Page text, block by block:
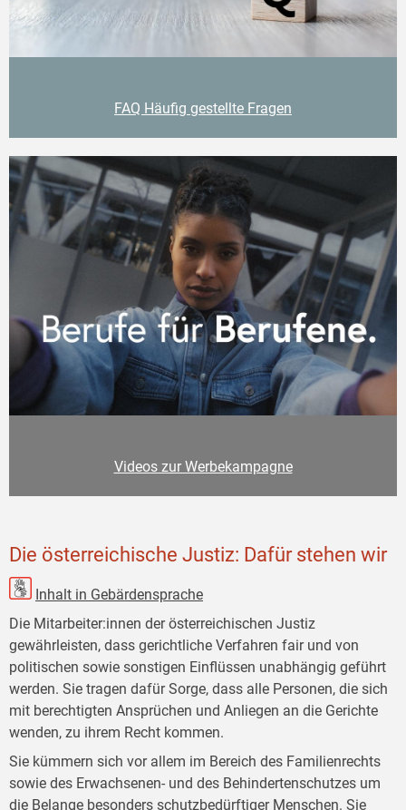
FAQ Häufig gestellte Fragen
Videos zur Werbekampagne
Die österreichische Justiz: Dafür stehen wir
Inhalt in Gebärdensprache
Die Mitarbeiter:innen der österreichischen Justiz
gewährleisten, dass gerichtliche Verfahren fair und von
politischen sowie sonstigen Einflüssen unabhängig geführt
werden. Sie tragen dafür Sorge, dass alle Personen, die sich
mit berechtigten Ansprüchen und Anliegen an die Gerichte
wenden, zu ihrem Recht kommen.
Sie kümmern sich vor allem im Bereich des Familienrechts
sowie des Erwachsenen- und des Behindertenschutzes um
die Belange besonders schutzbedürftiger Menschen. Sie